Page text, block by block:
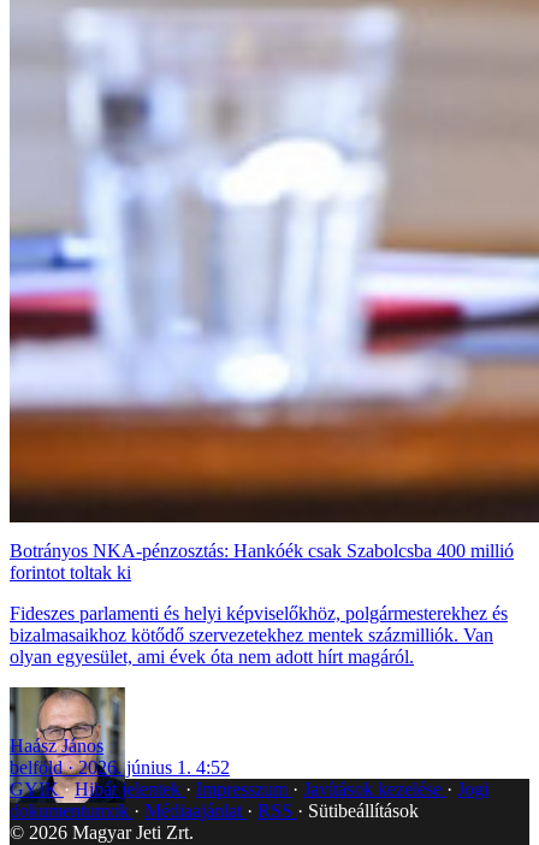
Botrányos NKA-pénzosztás: Hankóék csak Szabolcsba 400 millió
forintot toltak ki
Fideszes parlamenti és helyi képviselőkhöz, polgármesterekhez és
bizalmasaikhoz kötődő szervezetekhez mentek százmilliók. Van
olyan egyesület, ami évek óta nem adott hírt magáról.
Haász János
belföld
2026. június 1. 4:52
GYIK Hibát jelentek Impresszum Javítások kezelése
Jogi
dokumentumok
Médiaajánlat RSS
Sütibeállítások
© 2026 Magyar Jeti Zrt.